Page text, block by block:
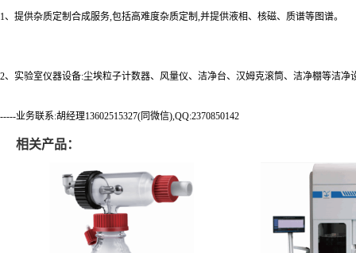
1、提供杂质定制合成服务,包括高难度杂质定制,并提供液相、核磁、质谱等图谱。
2、实验室仪器设备:尘埃粒子计数器、风量仪、洁净台、汉姆克滚筒、洁净棚等洁
-----业务联系:胡经理13602515327(同微信),QQ:2370850142
相关产品：